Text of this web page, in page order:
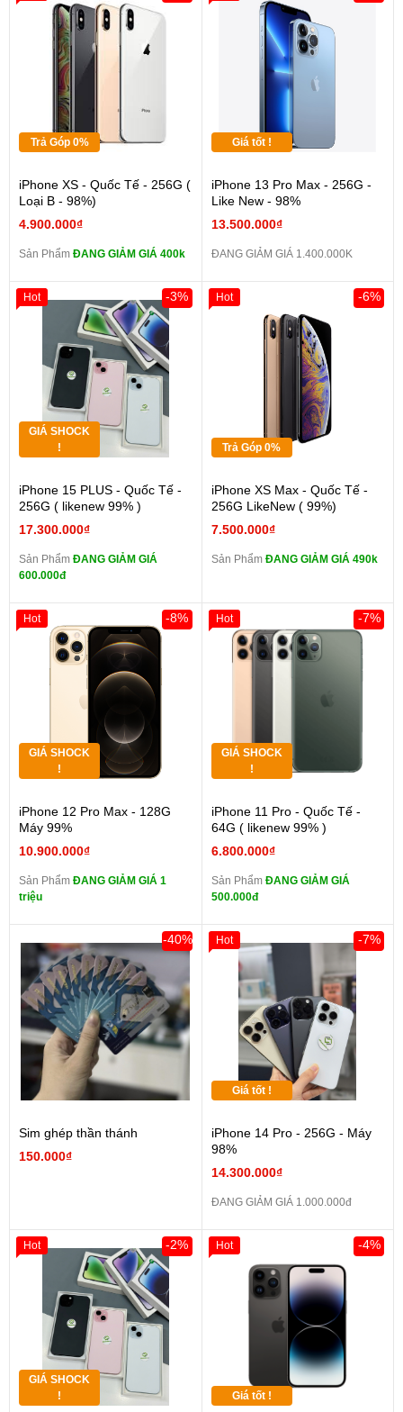
Trả Góp 0%
iPhone XS - Quốc Tế - 256G (
Loại B - 98%)
4.900.000₫
Sản Phẩm ĐANG GIẢM GIÁ 400k
Giá tốt !
iPhone 13 Pro Max - 256G -
Like New - 98%
13.500.000₫
ĐANG GIẢM GIÁ 1.400.000K
GIÁ SHOCK
!
iPhone 15 PLUS - Quốc Tế -
256G ( likenew 99% )
17.300.000₫
-3%
Sản Phẩm ĐANG GIẢM GIÁ
600.000đ
Hot
Trả Góp 0%
iPhone XS Max - Quốc Tế -
256G LikeNew ( 99%)
7.500.000₫
-6%
Sản Phẩm ĐANG GIẢM GIÁ 490k
Hot
GIÁ SHOCK
!
iPhone 12 Pro Max - 128G
Máy 99%
10.900.000₫
-8%
Sản Phẩm ĐANG GIẢM GIÁ 1
triệu
Hot
GIÁ SHOCK
!
iPhone 11 Pro - Quốc Tế -
64G ( likenew 99% )
6.800.000₫
-7%
Sản Phẩm ĐANG GIẢM GIÁ
500.000đ
Hot
Sim ghép thần thánh
150.000₫
-40%
Giá tốt !
iPhone 14 Pro - 256G - Máy
98%
14.300.000₫
-7%
ĐANG GIẢM GIÁ 1.000.000đ
Hot
GIÁ SHOCK
!
-2%
Hot
Giá tốt !
-4%
Hot